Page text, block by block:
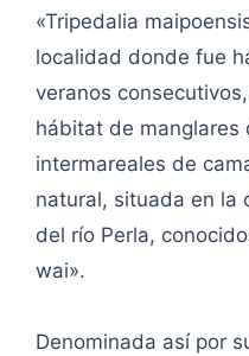
«Tripedalia
localidad donde fue
veranos
hábitat de manglares
intermareales de
natural, situada en la
del río Perla,
wai».
Denominada así por